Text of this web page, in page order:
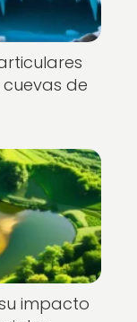
de
impacto